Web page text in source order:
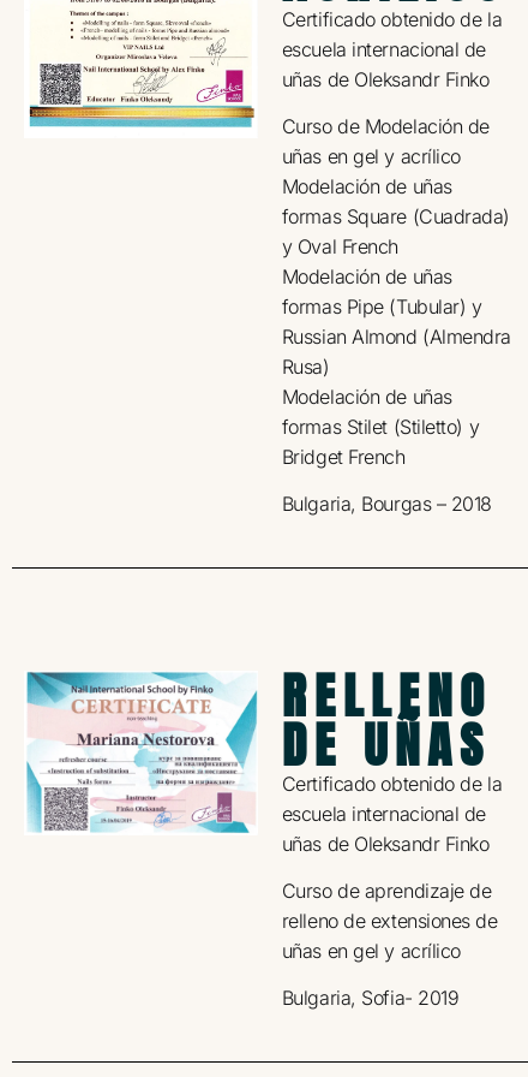
Certificado obtenido de la
escuela internacional de
uñas de Oleksandr Finko
Curso de Modelación de
uñas en gel y acrílico
Modelación de uñas
formas Square (Cuadrada)
y Oval French
Modelación de uñas
formas Pipe (Tubular) y
Russian Almond (Almendra
Rusa)
Modelación de uñas
formas Stilet (Stiletto) y
Bridget French
Bulgaria, Bourgas – 2018
RELLENO
DE UÑAS
Certificado obtenido de la
escuela internacional de
uñas de Oleksandr Finko
Curso de aprendizaje de
relleno de extensiones de
uñas en gel y acrílico
Bulgaria, Sofia- 2019